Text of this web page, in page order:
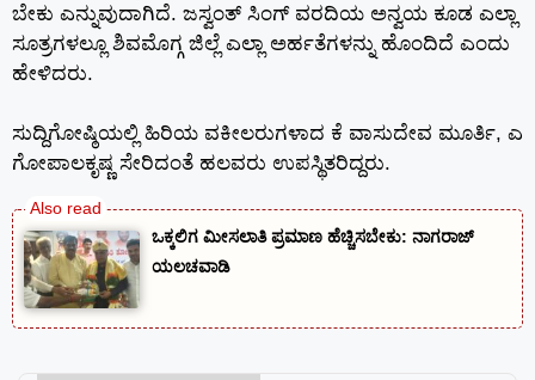
ಬೇಕು ಎನ್ನುವುದಾಗಿದೆ. ಜಸ್ವಂತ್ ಸಿಂಗ್ ವರದಿಯ ಅನ್ವಯ ಕೂಡ ಎಲ್ಲಾ
ಸೂತ್ರಗಳಲ್ಲೂ ಶಿವಮೊಗ್ಗ ಜಿಲ್ಲೆ ಎಲ್ಲಾ ಅರ್ಹತೆಗಳನ್ನು ಹೊಂದಿದೆ ಎಂದು
ಹೇಳಿದರು.
ಸುದ್ದಿಗೋಷ್ಠಿಯಲ್ಲಿ ಹಿರಿಯ ವಕೀಲರುಗಳಾದ ಕೆ ವಾಸುದೇವ ಮೂರ್ತಿ, ಎ
ಗೋಪಾಲಕೃಷ್ಣ ಸೇರಿದಂತೆ ಹಲವರು ಉಪಸ್ಥಿತರಿದ್ದರು.
ಒಕ್ಕಲಿಗ ಮೀಸಲಾತಿ ಪ್ರಮಾಣ ಹೆಚ್ಚಿಸಬೇಕು: ನಾಗರಾಜ್
ಯಲಚವಾಡಿ